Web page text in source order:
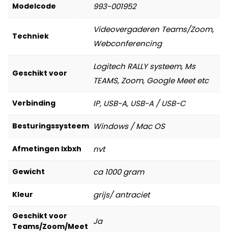
Modelcode 993-001952
Techniek
Videovergaderen Teams/Zoom,
Webconferencing
Geschikt voor
Logitech RALLY systeem, Ms
TEAMS, Zoom, Google Meet etc
Verbinding IP, USB-A, USB-A / USB-C
Besturingssysteem Windows / Mac OS
Afmetingen lxbxh nvt
Gewicht ca 1000 gram
Kleur grijs/ antraciet
Geschikt voor
Teams/Zoom/Meet Ja